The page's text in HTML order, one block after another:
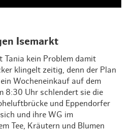
Isemarkt
Tania kein Problem damit
klingelt zeitig, denn der Plan
Wocheneinkauf auf dem
8:30 Uhr schlendert sie die
und Eppendorfer
und ihre WG im
Tee, Kräutern und Blumen